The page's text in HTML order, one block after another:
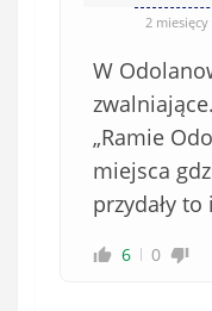
2
W
„Ramie
miejsca
przydały
6 0